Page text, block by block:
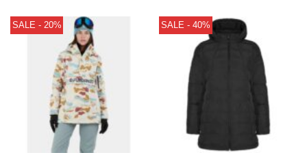
SALE - 20% SALE - 40%